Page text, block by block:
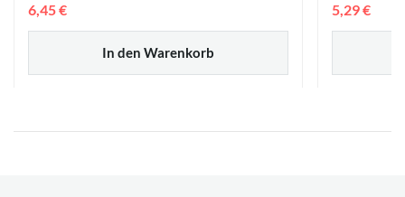
In den Warenkorb
6,45 € 5,29 €